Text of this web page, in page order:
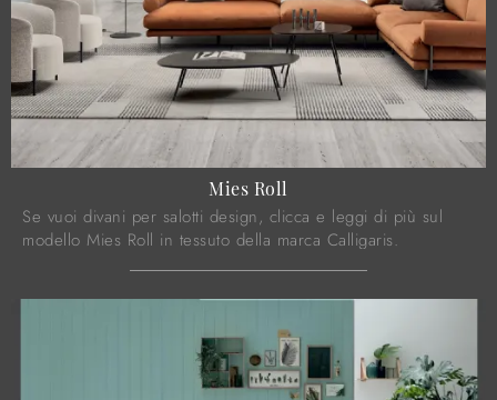
Mies Roll
Se vuoi divani per salotti design, clicca e leggi di più sul
modello Mies Roll in tessuto della marca Calligaris.